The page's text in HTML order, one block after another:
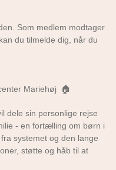
Som medlem modtager
du tilmelde dig, når du
Mariehøj 🏠
dele sin personlige rejse
- en fortælling om børn i
systemet og den lange
støtte og håb til at